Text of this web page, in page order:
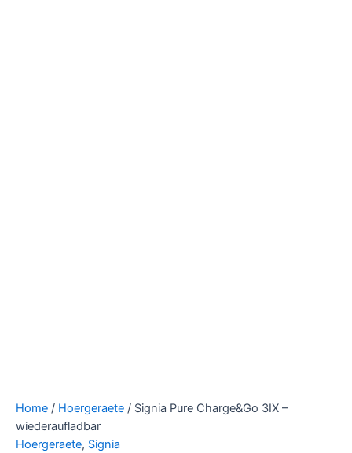
Home / Hoergeraete / Signia Pure Charge&Go 3IX –
wiederaufladbar
Hoergeraete, Signia